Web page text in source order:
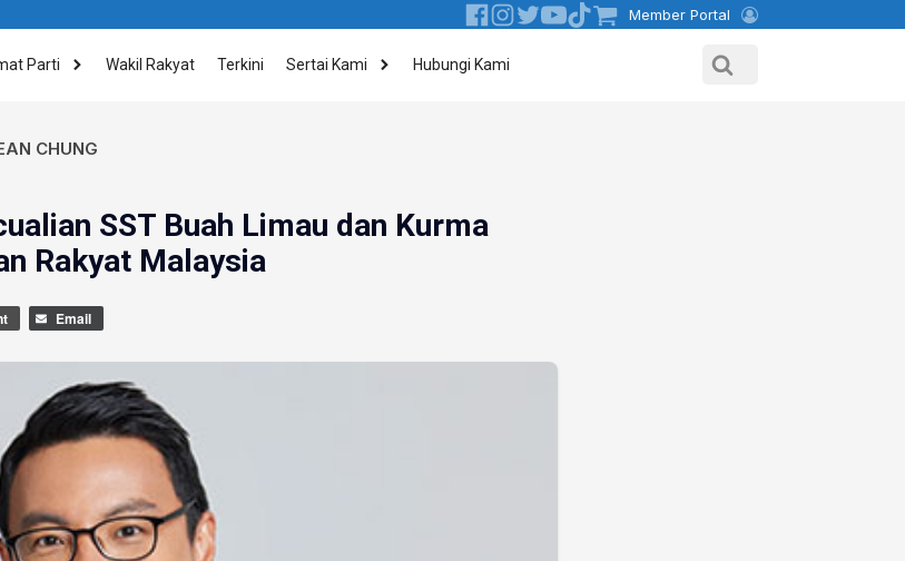
Member Portal
Parti Wakil Rakyat Terkini Sertai Kami Hubungi Kami
CHUNG
SST Buah Limau dan Kurma
Rakyat Malaysia
Email